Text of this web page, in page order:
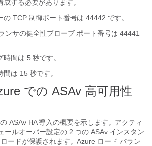
する必要があります。
の TCP 制御ポート番号は 44442 です。
ンサの健全性プローブ ポート番号は 44441
間は 5 秒です。
は 15 秒です。
での ASAv 高可用性
ASAv HA 導入の概要を示します。アクティ
ールオーバー設定の 2 つの ASAv インスタン
ードが保護されます。Azure ロード バラン